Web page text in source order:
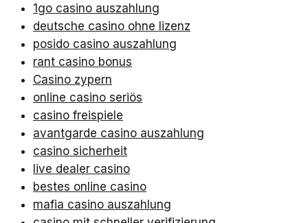
1go casino auszahlung
deutsche casino ohne lizenz
posido casino auszahlung
rant casino bonus
Casino zypern
online casino seriös
casino freispiele
avantgarde casino auszahlung
casino sicherheit
live dealer casino
bestes online casino
mafia casino auszahlung